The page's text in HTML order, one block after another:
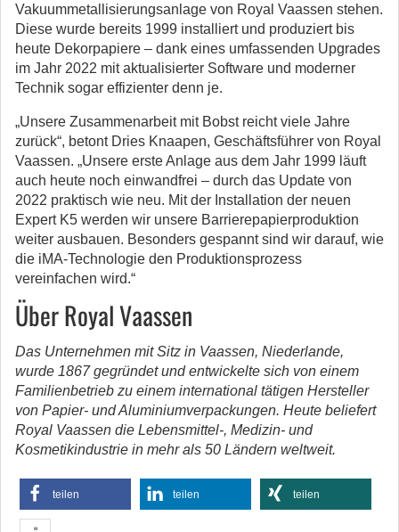
Vakuummetallisierungsanlage von Royal Vaassen stehen.
Diese wurde bereits 1999 installiert und produziert bis
heute Dekorpapiere – dank eines umfassenden Upgrades
im Jahr 2022 mit aktualisierter Software und moderner
Technik sogar effizienter denn je.
„Unsere Zusammenarbeit mit Bobst reicht viele Jahre
zurück“, betont Dries Knaapen, Geschäftsführer von Royal
Vaassen. „Unsere erste Anlage aus dem Jahr 1999 läuft
auch heute noch einwandfrei – durch das Update von
2022 praktisch wie neu. Mit der Installation der neuen
Expert K5 werden wir unsere Barrierepapierproduktion
weiter ausbauen. Besonders gespannt sind wir darauf, wie
die iMA-Technologie den Produktionsprozess
vereinfachen wird.“
Über Royal Vaassen
Das Unternehmen mit Sitz in Vaassen, Niederlande,
wurde 1867 gegründet und entwickelte sich von einem
Familienbetrieb zu einem international tätigen Hersteller
von Papier- und Aluminiumverpackungen. Heute beliefert
Royal Vaassen die Lebensmittel-, Medizin- und
Kosmetikindustrie in mehr als 50 Ländern weltweit.
teilen teilen teilen